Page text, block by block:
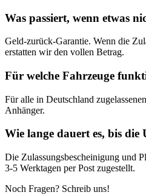
Was passiert, wenn etwas
Geld-zurück-Garantie. Wenn die
erstatten wir den vollen Betrag.
Für welche Fahrzeuge
Für alle in Deutschland
Anhänger.
Wie lange dauert es, bis
Die Zulassungsbescheinigung und
3-5 Werktagen per Post zugestellt.
Noch Fragen? Schreib uns!